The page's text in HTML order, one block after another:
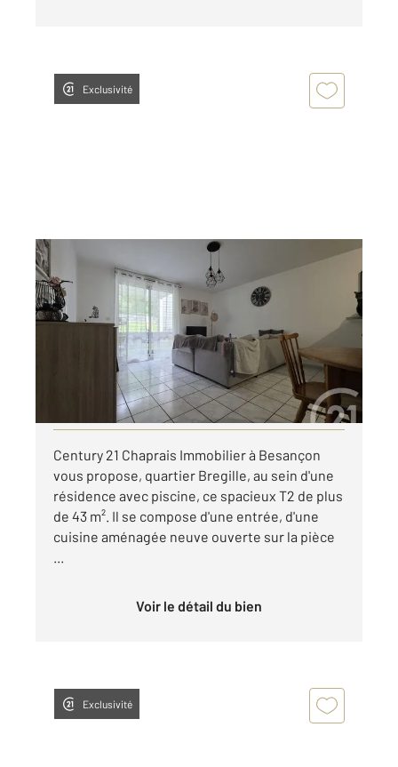
Exclusivité
BESANCON 25
43,81 m
, 2 pièces
Ref : 40149
Appartement F2 à louer
750 €
par mois charges comprises
Visiter le site dédié
Century 21 Chaprais Immobilier à Besançon
vous propose, quartier Bregille, au sein d'une
résidence avec piscine, ce spacieux T2 de plus
de 43 m². Il se compose d'une entrée, d'une
cuisine aménagée neuve ouverte sur la pièce
Voir le détail du bien
Exclusivité